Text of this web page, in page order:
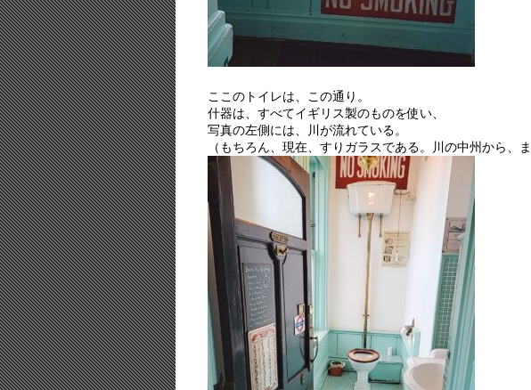
ここのトイレは、この通り。
什器は、すべてイギリス製のものを使い、
写真の左側には、川が流れている。
（もちろん、現在、すりガラスである。川の中州から、